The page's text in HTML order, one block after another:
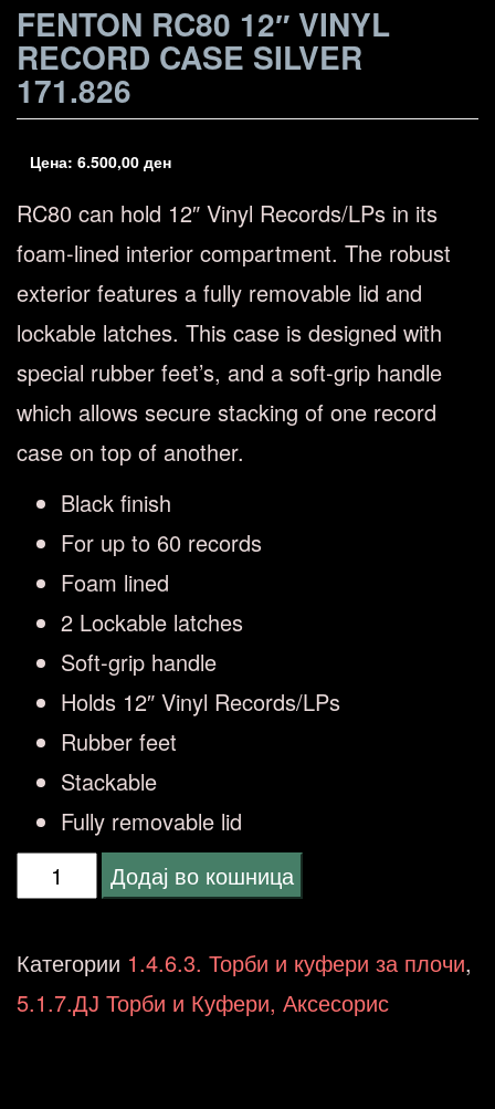
FENTON RC80 12″ VINYL
RECORD CASE SILVER
171.826
Цена: 6.500,00 ден
RC80 can hold 12″ Vinyl Records/LPs in its
foam-lined interior compartment. The robust
exterior features a fully removable lid and
lockable latches. This case is designed with
special rubber feet’s, and a soft-grip handle
which allows secure stacking of one record
case on top of another.
Black finish
For up to 60 records
Foam lined
2 Lockable latches
Soft-grip handle
Holds 12″ Vinyl Records/LPs
Rubber feet
Stackable
Fully removable lid
Fenton
12"
Vinyl
Додај во кошница
Категории 1.4.6.3. Торби и куфери за плочи,
5.1.7.ДЈ Торби и Куфери, Аксесорис